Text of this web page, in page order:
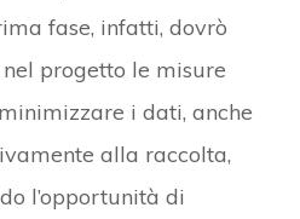
fase, infatti, dovrò
progetto le misure
i dati, anche
alla raccolta,
l’opportunità di